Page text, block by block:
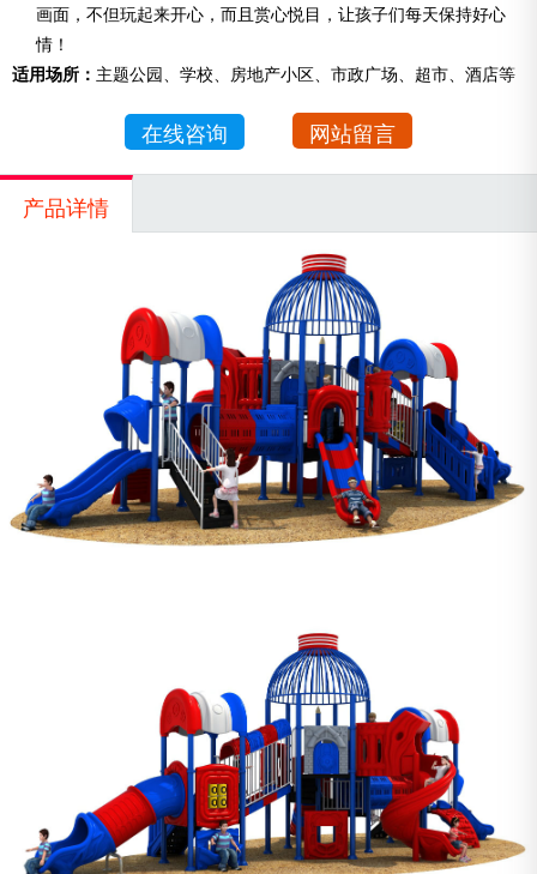
画面，不但玩起来开心，而且赏心悦目，让孩子们每天保持好心
情！
适用场所： 主题公园、学校、房地产小区、市政广场、超市、酒店等
在线咨询 网站留言
产品详情